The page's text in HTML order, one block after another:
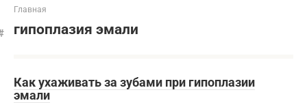
Главная
гипоплазия эмали
Как ухаживать за зубами при гипоплазии
эмали